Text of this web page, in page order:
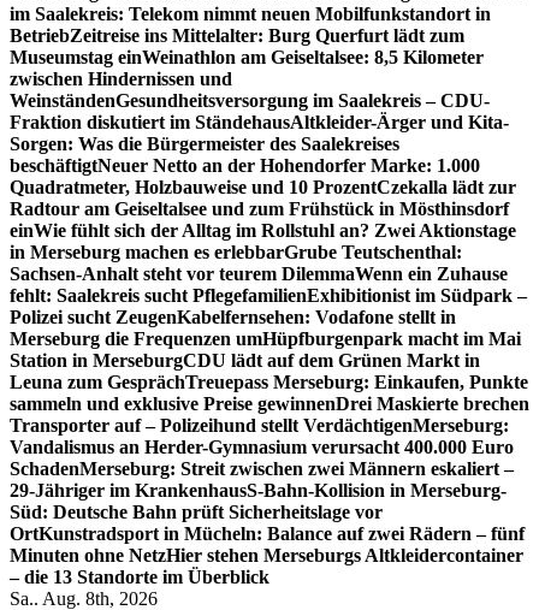
im Saalekreis: Telekom nimmt neuen Mobilfunkstandort in
BetriebZeitreise ins Mittelalter: Burg Querfurt lädt zum
Museumstag einWeinathlon am Geiseltalsee: 8,5 Kilometer
zwischen Hindernissen und
WeinständenGesundheitsversorgung im Saalekreis – CDU-
Fraktion diskutiert im StändehausAltkleider-Ärger und Kita-
Sorgen: Was die Bürgermeister des Saalekreises
beschäftigtNeuer Netto an der Hohendorfer Marke: 1.000
Quadratmeter, Holzbauweise und 10 ProzentCzekalla lädt zur
Radtour am Geiseltalsee und zum Frühstück in Mösthinsdorf
einWie fühlt sich der Alltag im Rollstuhl an? Zwei Aktionstage
in Merseburg machen es erlebbarGrube Teutschenthal:
Sachsen-Anhalt steht vor teurem DilemmaWenn ein Zuhause
fehlt: Saalekreis sucht PflegefamilienExhibitionist im Südpark –
Polizei sucht ZeugenKabelfernsehen: Vodafone stellt in
Merseburg die Frequenzen umHüpfburgenpark macht im Mai
Station in MerseburgCDU lädt auf dem Grünen Markt in
Leuna zum GesprächTreuepass Merseburg: Einkaufen, Punkte
sammeln und exklusive Preise gewinnenDrei Maskierte brechen
Transporter auf – Polizeihund stellt VerdächtigenMerseburg:
Vandalismus an Herder-Gymnasium verursacht 400.000 Euro
SchadenMerseburg: Streit zwischen zwei Männern eskaliert –
29-Jähriger im KrankenhausS-Bahn-Kollision in Merseburg-
Süd: Deutsche Bahn prüft Sicherheitslage vor
OrtKunstradsport in Mücheln: Balance auf zwei Rädern – fünf
Minuten ohne NetzHier stehen Merseburgs Altkleidercontainer
– die 13 Standorte im Überblick
Sa.. Aug. 8th, 2026